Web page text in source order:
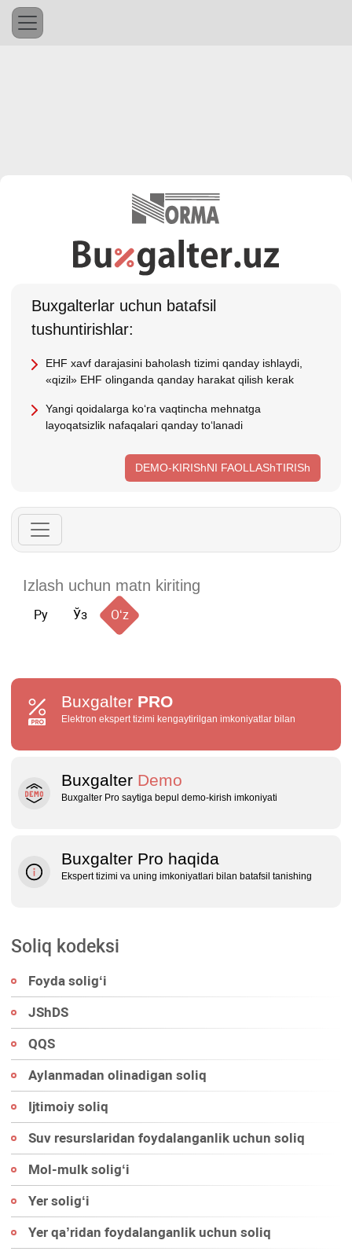
Buхgalterlar uchun batafsil
tushuntirishlar:
EHF хavf darajasini baholash tizimi qanday ishlaydi,
«qizil» EHF olinganda qanday harakat qilish kerak
Yangi qoidalarga koʻra vaqtincha mehnatga
layoqatsizlik nafaqalari qanday toʻlanadi
DEMO-KIRIShNI FAOLLAShTIRISh
Ру Ўз Oʻz
Buxgalter PRO
Elektron ekspert tizimi kengaytirilgan imkoniyatlar bilan
Buxgalter Demo
Buxgalter Pro saytiga bepul demo‑kirish imkoniyati
Buxgalter Pro haqida
Ekspert tizimi va uning imkoniyatlari bilan batafsil tanishing
Soliq kodeksi
Foyda soligʻi
JShDS
QQS
Aylanmadan olinadigan soliq
Ijtimoiy soliq
Suv resurslaridan foydalanganlik uchun soliq
Mol-mulk soligʻi
Yer soligʻi
Yer qa’ridan foydalanganlik uchun soliq